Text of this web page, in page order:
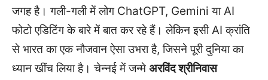
जगह है। गली-गली में लोग ChatGPT, Gemini या AI
फोटो एडिटिंग के बारे में बात कर रहे हैं। लेकिन इसी AI क्रांति
से भारत का एक नौजवान ऐसा उभरा है, जिसने पूरी दुनिया का
ध्यान खींच लिया है। चेन्नई में जन्मे अरविंद श्रीनिवास